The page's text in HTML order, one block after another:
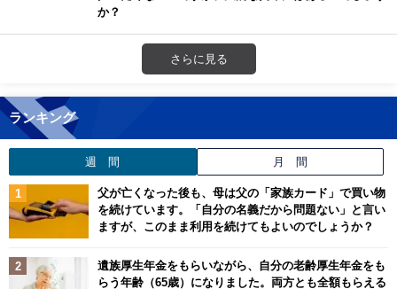
か？
さらに見る
ランキング
週 間 月 間
父が亡くなった後も、母は父の「家族カード」で買い物
を続けています。「自分の名義だから問題ない」と言い
ますが、このまま利用を続けてもよいのでしょうか？
遺族厚生年金をもらいながら、自分の老齢厚生年金をも
らう年齢（65歳）になりました。両方とも全額もらえる